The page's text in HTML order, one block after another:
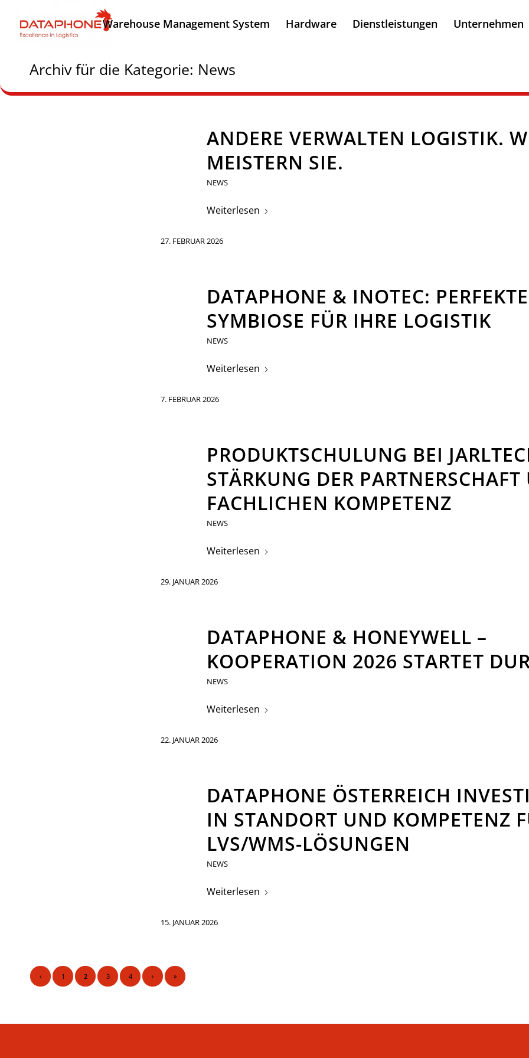
Warehouse Management System Hardware Dienstleistungen Unternehmen
Archiv für die Kategorie: News
ANDERE VERWALTEN LOGISTIK.
MEISTERN SIE.
NEWS
Weiterlesen
27. FEBRUAR 2026
DATAPHONE & INOTEC: PERFEKTE
SYMBIOSE FÜR IHRE LOGISTIK
NEWS
Weiterlesen
7. FEBRUAR 2026
PRODUKTSCHULUNG BEI
STÄRKUNG DER
FACHLICHEN KOMPETENZ
NEWS
Weiterlesen
29. JANUAR 2026
DATAPHONE & HONEYWELL –
KOOPERATION 2026 STARTET
NEWS
Weiterlesen
22. JANUAR 2026
DATAPHONE ÖSTERREICH
IN STANDORT UND KOMPETENZ
LVS/WMS-LÖSUNGEN
NEWS
Weiterlesen
15. JANUAR 2026
‹ 1 2 3 4 › »